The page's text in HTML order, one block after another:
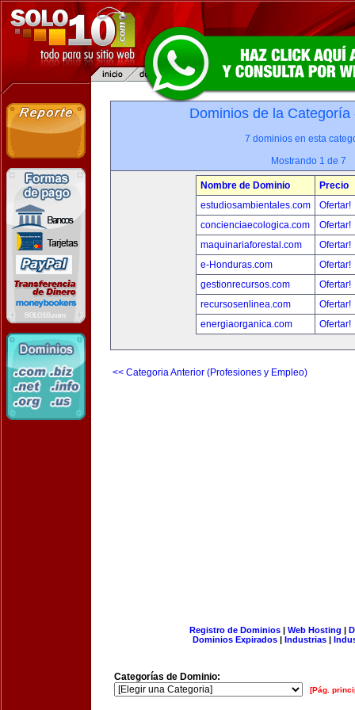
Dominios de la
7 dominios en esta
Mostrando 1 de 7
Nombre de Dominio
Precio
estudiosambientales.com
Ofertar!
concienciaecologica.com
Ofertar!
maquinariaforestal.com
Ofertar!
e-Honduras.com
Ofertar!
gestionrecursos.com
Ofertar!
recursosenlinea.com
Ofertar!
energiaorganica.com
Ofertar!
<< Categoria Anterior (Profesiones y Empleo)
Registro de Dominios| Web Hosting |
Dominios Expirados | Industrias |
Categorías de Dominio:
[Pág.